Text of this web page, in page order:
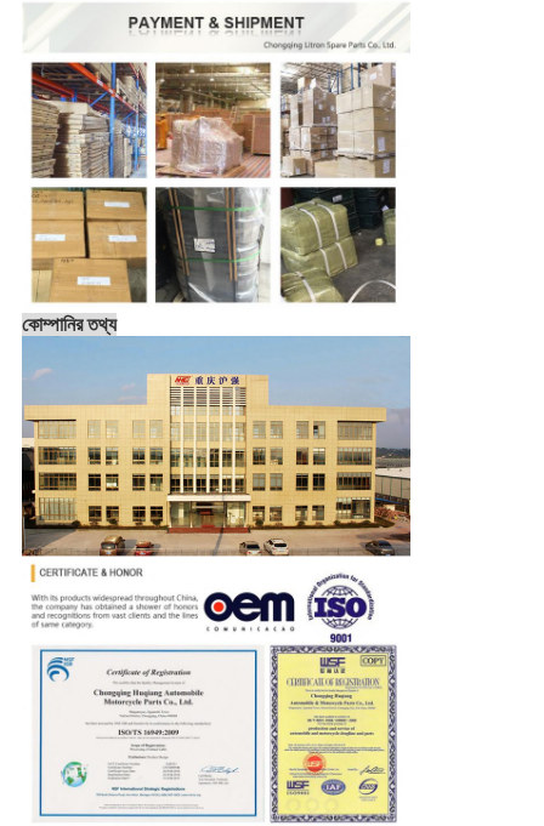
কোম্পানির তথ্য